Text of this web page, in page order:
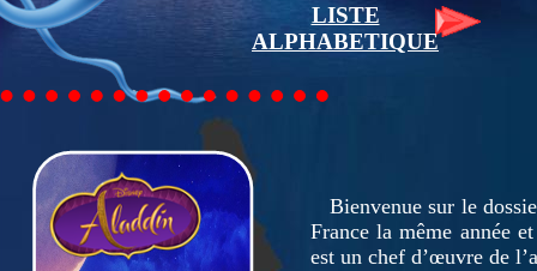
Bienvenue sur le
France la même année
est un chef d’œuvre de
LISTE
ALPHABETIQUE